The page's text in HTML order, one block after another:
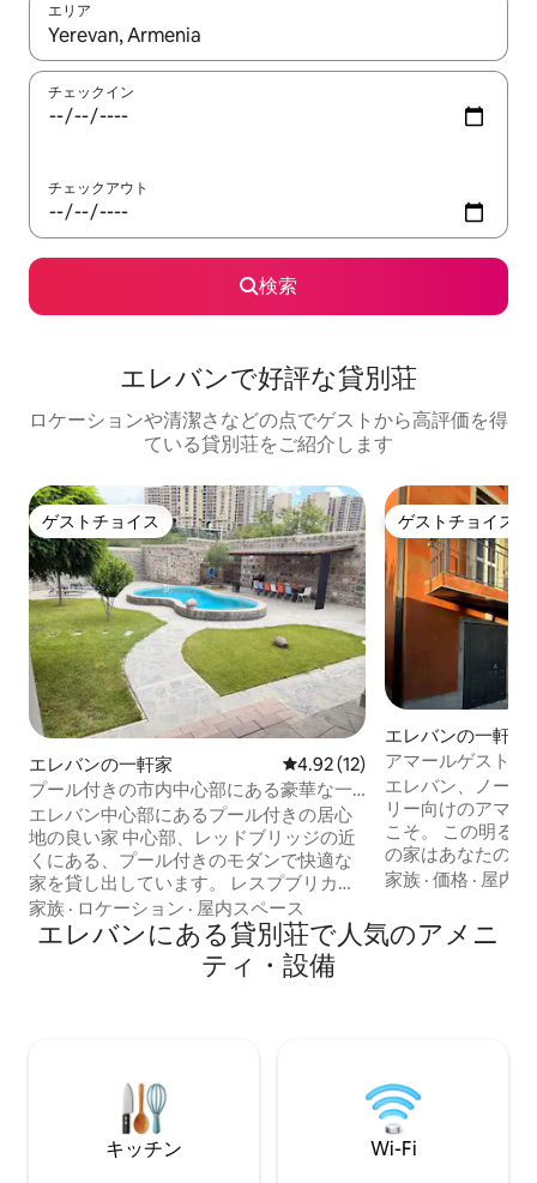
エリア
検索結果が表示されたら、上下の矢印キーを使って移動するか
チェックイン
チェックアウト
検索
エレバンで好評な貸別荘
ロケーションや清潔さなどの点でゲストから高評価を得
ている貸別荘をご紹介します
ゲストチョイス
ゲストチョイス
エレバンの一軒家 レビュー12件、5つ星中4.92つ
4.92 (12)
プール付きの市内中心部にある豪華な一
軒家
エレバン中心部にあるプール付きの居心
地の良い家 中心部、レッドブリッジの近
くにある、プール付きのモダンで快適な
家を貸し出しています。 レスプブリカ広
場まで徒歩わずか15分。 • 明るく広々とし
たお部屋 • 設備の整ったキッチン • ラウン
ジエリアとテラス • プール • Wi-Fi、エア
コン、快適な滞在のためのすべての設備
家族 · ロケーション · 屋内スペース
ゲストチョイス
ゲストチョイス
エレバンの一軒家
アマールゲストハ
エレバン、ノール
リー向けのアマ
こそ。 この明る
の家はあなたの休
の家は、ご友人グ
ダイニングルーム
しみいただけます。 エレブニ要塞博
家族 ·価格 · 屋内
エレバンにある貸別荘で人気のアメニ
ティ・設備
キッチン Wi-Fi